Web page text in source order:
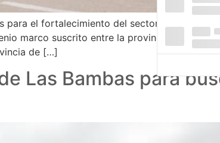
el fortalecimiento del sector agropecuario
marco suscrito entre la provincia de
de […]
Las Bambas para